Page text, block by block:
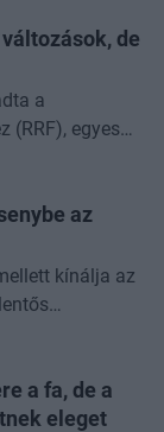
de
a
(RRF), egyes
az
kínálja az
a fa, de a
eleget